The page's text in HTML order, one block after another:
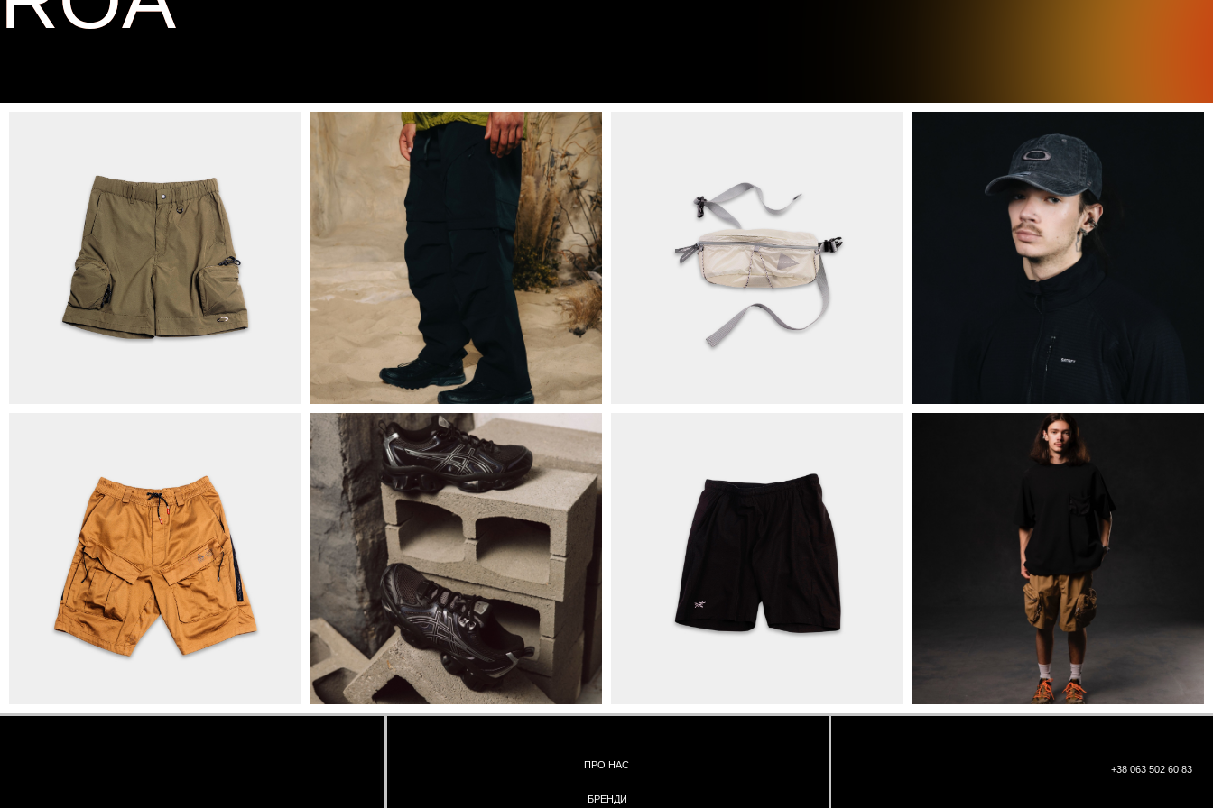
ПРО НАС
БРЕНДИ
КОНТАКТИ
ОБМІН ТА
ПОВЕРНЕННЯ
ОПЛАТА ТА ДОСТАВКА
ПОЛІТИКА КОНФІДЕНЦІЙНОСТІ
+38 063 502 60 83
КИЇВ, ВАЛЕРІЯ ЛОБАНОВСЬКОГО
9/1
ORDER@DISTANCE.COM.UA
TELEGRAM:
@DISTANCE_UA